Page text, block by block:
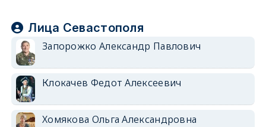
Лица Севастополя
Запорожко Александр Павлович
Клокачев Федот Алексеевич
Хомякова Ольга Александровна